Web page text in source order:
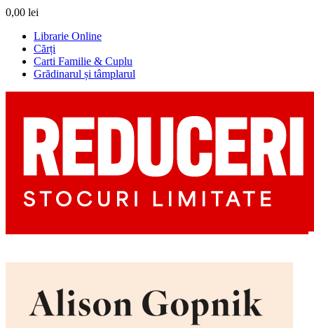
0,00 lei
Librarie Online
Cărți
Carti Familie & Cuplu
Grădinarul și tâmplarul